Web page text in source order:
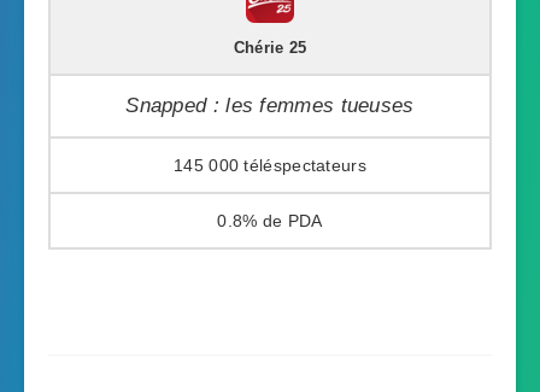
Chérie 25
Snapped : les femmes tueuses
145 000
0.8%